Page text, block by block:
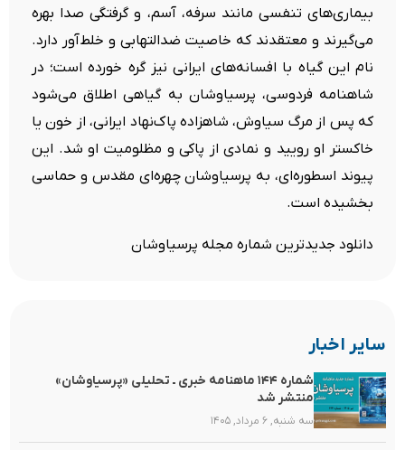
بیماری‌های تنفسی مانند سرفه، آسم، و گرفتگی صدا بهره
می‌گیرند و معتقدند که خاصیت ضدالتهابی و خلط‌آور دارد.
نام این گیاه با افسانه‌های ایرانی نیز گره خورده است؛ در
شاهنامه فردوسی، پرسیاوشان به گیاهی اطلاق می‌شود
که پس از مرگ سیاوش، شاهزاده پاک‌نهاد ایرانی، از خون یا
خاکستر او رویید و نمادی از پاکی و مظلومیت او شد. این
پیوند اسطوره‌ای، به پرسیاوشان چهره‌ای مقدس و حماسی
بخشیده است.
دانلود جدیدترین شماره مجله پرسیاوشان
سایر اخبار
شماره ۱۴۴ ماهنامه خبری ـ تحلیلی «پرسیاوشان»
منتشر شد
سه شنبه, ۶ مرداد, ۱۴۰۵